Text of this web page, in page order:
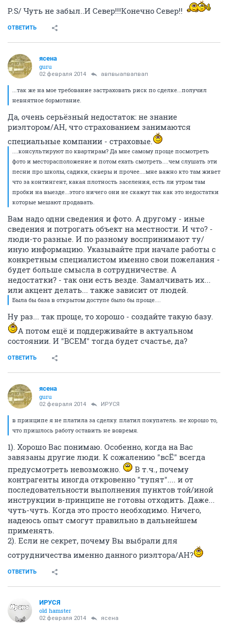
P.S/ Чуть не забыл..И Север!!!Конечно Север!!
ОТВЕТИТЬ
ясена
guru
02 февраля 2014 авпвыапвапвап
...так же на мое требование застраховать риск по сделке...получил
невнятное бормотание.
Да, очень серьёзный недостаток: не знание
риэлтором/АН, что страхованием занимаются
специальные компании - страховые.
....консультируют по квартирам? Да мне самому проще посмотреть
фото и месторасположение и потом ехать смотреть....чем слушать эти
песни про школы, садики, скверы и прочее....мне важно кто там живет
что за контингент, какая плотность заселения, есть ли утром там
пробки на выезде...этого ничего они не скажут так как это недостатки
которые мешают продавать.
Вам надо одни сведения и фото. А другому - иные
сведения и потрогать объект на местности. И что? -
люди-то разные. И по разному воспринимают ту/
иную информацию. Указывайте при начале работы с
конкретным специалистом именно свои пожелания -
будет больше смысла в сотрудничестве. А
недостатки? - так они есть везде. Замалчивать их...
или акцент делать... также зависит от людей.
Была бы база в открытом доступе было бы проще....
Ну раз... так проще, то хорошо - создайте такую базу.
А потом ещё и поддерживайте в актуальном
состоянии. И "ВСЕМ" тогда будет счастье, да?
ОТВЕТИТЬ
ясена
guru
02 февраля 2014 ИРУСЯ
в принципе я не платила за сделку. платил покупатель. не хорошо то,
что пришлось работу оставить не вовремя.
1). Хорошо Вас понимаю. Особенно, когда на Вас
завязаны другие люди. К сожалению "всЁ" всегда
предусмотреть невозможно.
В т.ч., почему
контрагенты иногда откровенно "тупят".... и от
последовательности выполнения пунктов той/иной
инструкции в-принципе не готовы отходить. Даже...
чуть-чуть. Когда это просто необходимо. Ничего,
надеюсь опыт смогут правильно в дальнейшем
применять.
2). Если не секрет, почему Вы выбрали для
сотрудничества именно данного риэлтора/АН?
ОТВЕТИТЬ
ИРУСЯ
old hamster
02 февраля 2014 ясена